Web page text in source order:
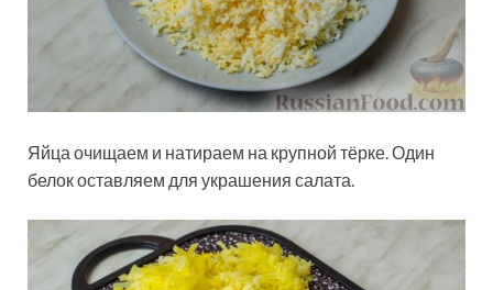
Яйца очищаем и натираем на крупной тёрке. Один
белок оставляем для украшения салата.